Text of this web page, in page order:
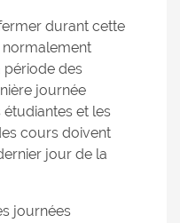
durant cette
normalement
des
journée
et les
cours doivent
jour de la
journées